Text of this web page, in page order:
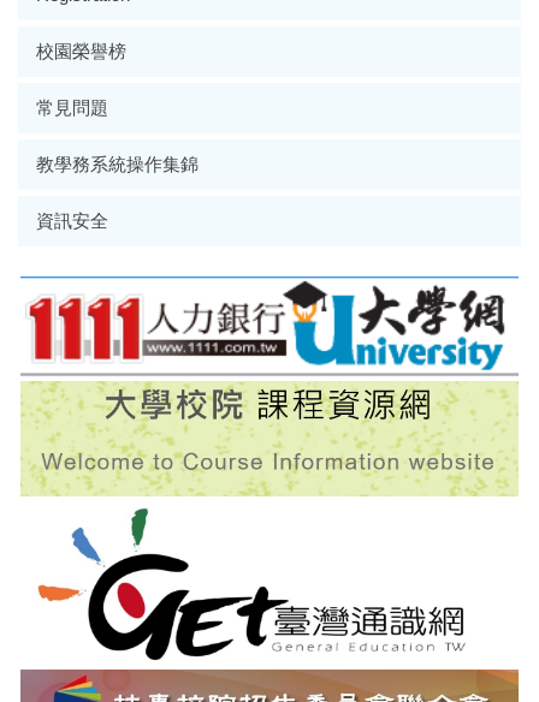
校園榮譽榜
常見問題
教學務系統操作集錦
資訊安全